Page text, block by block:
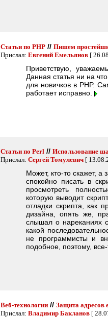
Статьи по PHP // Пишем
Прислал: Евгений Емельянов [
Приветствую,
Данная статья ни на
для новичков в PHP.
работает исправно.
Статьи по Perl // Использование
Прислал: Сергей Томулевич [
Может, кто-то скажет,
спокойно писать в
просмотреть
которую выводит
отладки скрипта, как
дизайна, опять же,
слышал о нареканиях
какой
не программисты и
подобное, поэтому,
Веб-технологии // Защита адресов
Прислал: Владимир Бакланов [